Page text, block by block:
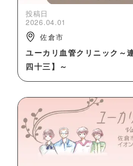
投稿日
2026.04.01
佐倉市
ユーカリ血管クリニック～
四十三】～